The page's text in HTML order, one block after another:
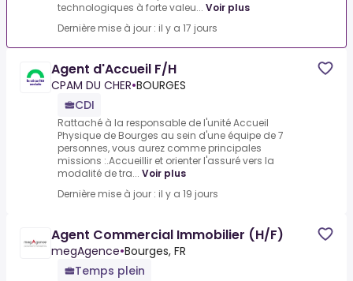
technologiques à forte valeu... Voir plus
Dernière mise à jour : il y a 17 jours
Agent d'Accueil F/H
CPAM DU CHER•BOURGES
CDI
Rattaché à la responsable de l'unité Accueil
Physique de Bourges au sein d'une équipe de 7
personnes, vous aurez comme principales
missions :.Accueillir et orienter l'assuré vers la
modalité de tra... Voir plus
Dernière mise à jour : il y a 19 jours
Agent Commercial Immobilier (H/F)
megAgence•Bourges, FR
Temps plein